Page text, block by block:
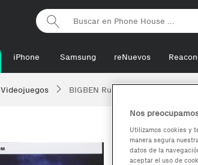
Phonehouse
iPhone Samsung reNuevos
Videojuegos BIGBEN Rugby 2015 Pc
Nos
Utilizamos cookies y
manera segura
datos de la
aceptar el uso de